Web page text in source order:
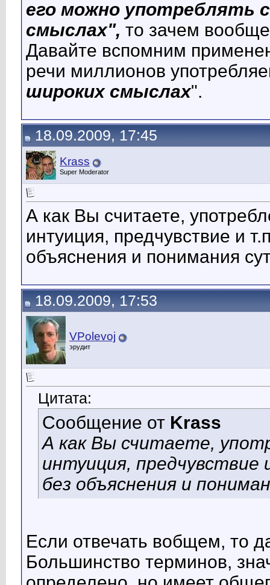
его можно употреблять
смыслах", то зачем
Давайте вспомним
речи миллионов
широких смыслах".
18.09.2009, 17:45
Krass
Super Moderator
А как Вы считаете,
интуиция, предчувствие и
объяснения и понимания
18.09.2009, 17:53
VPolevoj
эрудит
Цитата:
Сообщение от Krass
А как Вы считаете,
интуиция,
без объяснения и
Если отвечать вобщем, то
Большинство терминов,